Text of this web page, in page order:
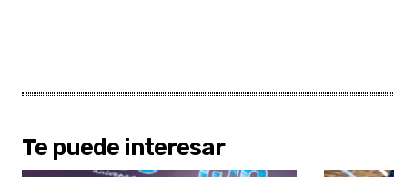
Te puede interesar